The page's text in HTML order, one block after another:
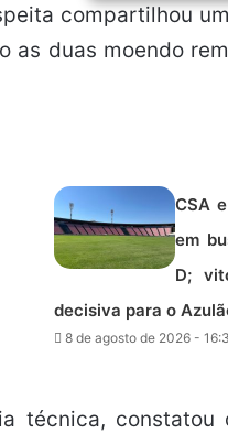
compartilhou
as duas moendo
CSA
em
D;
decisiva para o
8 de agosto de 2026 -
técnica,